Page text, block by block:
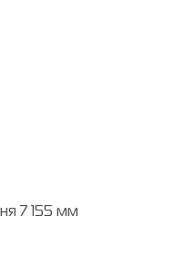
7 155 мм